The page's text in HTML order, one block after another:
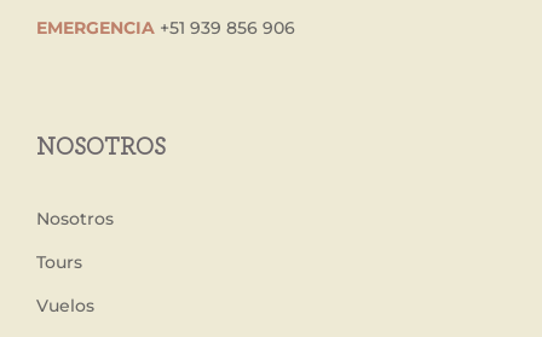
EMERGENCIA +51 939 856 906
NOSOTROS
Nosotros
Tours
Vuelos